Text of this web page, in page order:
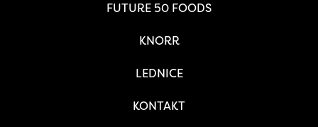
FUTURE 50 FOODS
KNORR
LEDNICE
KONTAKT